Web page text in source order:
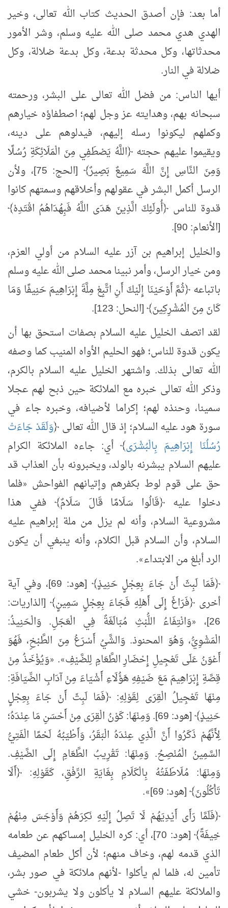
أما بعد: فإن أصدق الحديث كتاب الله تعالى، وخير
الهدي هدي محمد صلى الله عليه وسلم، وشر الأمور
محدثاتها، وكل محدثة بدعة، وكل بدعة ضلالة، وكل
ضلالة في النار.
أيها الناس: من فضل الله تعالى على البشر، ورحمته
سبحانه بهم، وهدايته عز وجل لهم؛ اصطفاؤه خيارهم
وكملهم ليكونوا رسله إليهم، فيدلوهم على دينه،
ويقيموا عليهم حجته ﴿اللَّهُ يَصْطَفِي مِنَ الْمَلَائِكَةِ رُسُلًا
وَمِنَ النَّاسِ إِنَّ اللَّهَ سَمِيعٌ بَصِيرٌ﴾ [الحج: 75]، ولأن
الرسل أكمل البشر في عقولهم وأخلاقهم وسمتهم كانوا
قدوة للناس ﴿أُولَئِكَ الَّذِينَ هَدَى اللَّهُ فَبِهُدَاهُمُ اقْتَدِهْ﴾
[الأنعام: 90].
والخليل إبراهيم بن آزر عليه السلام من أولي العزم،
ومن خيار الرسل، وأمر نبينا محمد صلى الله عليه وسلم
باتباعه ﴿ثُمَّ أَوْحَيْنَا إِلَيْكَ أَنِ اتَّبِعْ مِلَّةَ إِبْرَاهِيمَ حَنِيفًا وَمَا
كَانَ مِنَ الْمُشْرِكِينَ﴾ [النحل: 123].
لقد اتصف الخليل عليه السلام بصفات استحق بها أن
يكون قدوة للناس؛ فهو الحليم الأواه المنيب كما وصفه
الله تعالى بذلك. واشتهر الخليل عليه السلام بالكرم،
وذكر الله تعالى خبره مع الملائكة حين ذبح لهم عجلا
سمينا، وحنذه لهم؛ إكراما لأضيافه، وخبره جاء في
سورة هود عليه السلام؛ إذ قال الله تعالى ﴿وَلَقَدْ جَاءَتْ
رُسُلُنَا إِبْرَاهِيمَ بِالْبُشْرَى﴾ أي: جاءه الملائكة الكرام
عليهم السلام يبشرنه بالولد، ويخبرونه بأن العذاب قد
حق على قوم لوط بكفرهم وإتيانهم الفواحش
«فلما
دخلوا عليه ﴿قَالُوا سَلَامًا قَالَ سَلَامٌ﴾ ففي هذا
مشروعية السلام، وأنه لم يزل من ملة إبراهيم عليه
السلام، وأن السلام قبل الكلام، وأنه ينبغي أن يكون
الرد أبلغ من الابتداء»
.
﴿فَمَا لَبِثَ أَنْ جَاءَ بِعِجْلٍ حَنِيذٍ﴾ [هود: 69]، وفي آية
أخرى ﴿فَرَاغَ إِلَى أَهْلِهِ فَجَاءَ بِعِجْلٍ سَمِينٍ﴾ [الذاريات:
26]،
«وَانْتِفَاءُ اللُّبْثِ مُبَالَغَةٌ فِي الْعَجَلِ. وَالْحَنِيذُ:
الْمَشْوِيُّ، وَهُوَ المحنوذ. وَالشَّيُ أَسْرَعُ مِنَ الطَّبْخِ، فَهُوَ
أَعْوَنُ عَلَى تَعْجِيلِ إِحْضَارِ الطَّعَامِ لِلضَّيْفِ»
.
«وَيُؤْخَذُ مِنْ
قِصَّةِ إِبْرَاهِيمَ مَعَ ضَيْفِهِ هَؤُلَاءِ أَشْيَاءَ مِنْ آدَابِ الضِّيَافَةِ:
مِنْهَا تَعْجِيلُ الْقِرَى لِقَوْلِهِ: ﴿فَمَا لَبِثَ أَنْ جَاءَ بِعِجْلٍ
حَنِيذٍ﴾ [هود: 69]. وَمِنْهَا: كَوْنُ الْقِرَى مِنْ أَحْسَنِ مَا عِنْدَهُ؛
لِأَنَّهُمْ ذَكَرُوا أَنَّ الَّذِي عِنْدَهُ الْبَقَرُ، وَأَطْيَبُهُ لَحْمًا الْفَتِيُّ
السَّمِينُ الْمُنْصِحُ. وَمِنْهَا: تَقْرِيبُ الطَّعَامِ إِلَى الضَّيْفِ.
وَمِنْهَا: مُلَاطَفَتُهُ بِالْكَلَامِ بِغَايَةِ الرِّفْقِ، كَقَوْلِهِ: ﴿أَلَا
تَأْكُلُونَ﴾ [هود: 69]
»
.
﴿فَلَمَّا رَأَى أَيْدِيَهُمْ لَا تَصِلُ إِلَيْهِ نَكِرَهُمْ وَأَوْجَسَ مِنْهُمْ
خِيفَةً﴾ [هود: 70]، أي: كره الخليل إمساكهم عن طعامه
الذي قدمه لهم، وخاف منهم؛ لأن أكل طعام المضيف
تأمين له، فلما لم يأكلوا -لأنهم ملائكة في صور بشر،
والملائكة عليهم السلام لا يأكلون ولا يشربون- خشي